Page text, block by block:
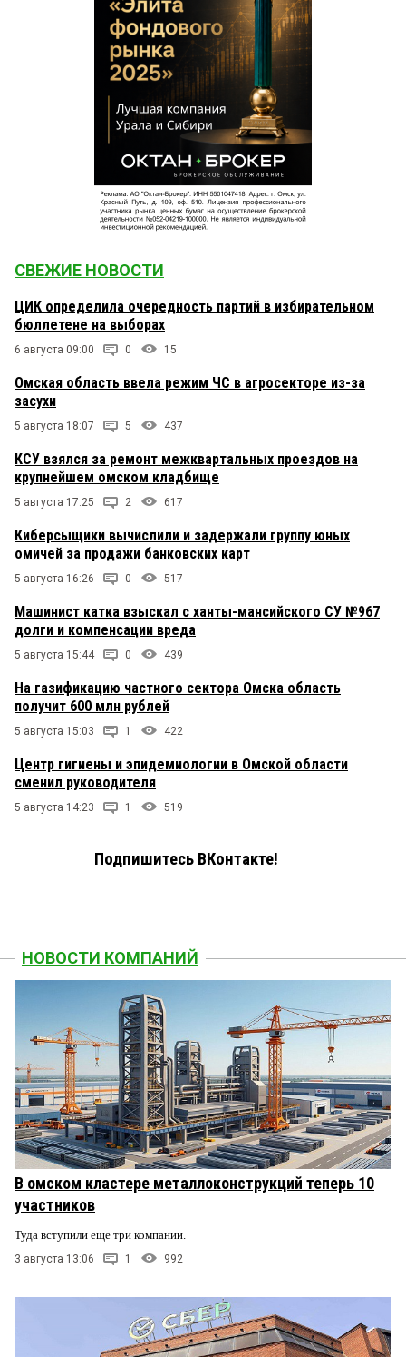
СВЕЖИЕ НОВОСТИ
ЦИК определила очередность партий в избирательном
бюллетене на выборах
6 августа 09:00 0 15
Омская область ввела режим ЧС в агросекторе из-за
засухи
5 августа 18:07 5 437
КСУ взялся за ремонт межквартальных проездов на
крупнейшем омском кладбище
5 августа 17:25 2 617
Киберсыщики вычислили и задержали группу юных
омичей за продажи банковских карт
5 августа 16:26 0 517
Машинист катка взыскал с ханты-мансийского СУ №967
долги и компенсации вреда
5 августа 15:44 0 439
На газификацию частного сектора Омска область
получит 600 млн рублей
5 августа 15:03 1 422
Центр гигиены и эпидемиологии в Омской области
сменил руководителя
5 августа 14:23 1 519
Подпишитесь ВКонтакте!
НОВОСТИ КОМПАНИЙ
В омском кластере металлоконструкций теперь 10
участников
Туда вступили еще три компании.
3 августа 13:06 1 992